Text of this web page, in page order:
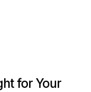
for Your